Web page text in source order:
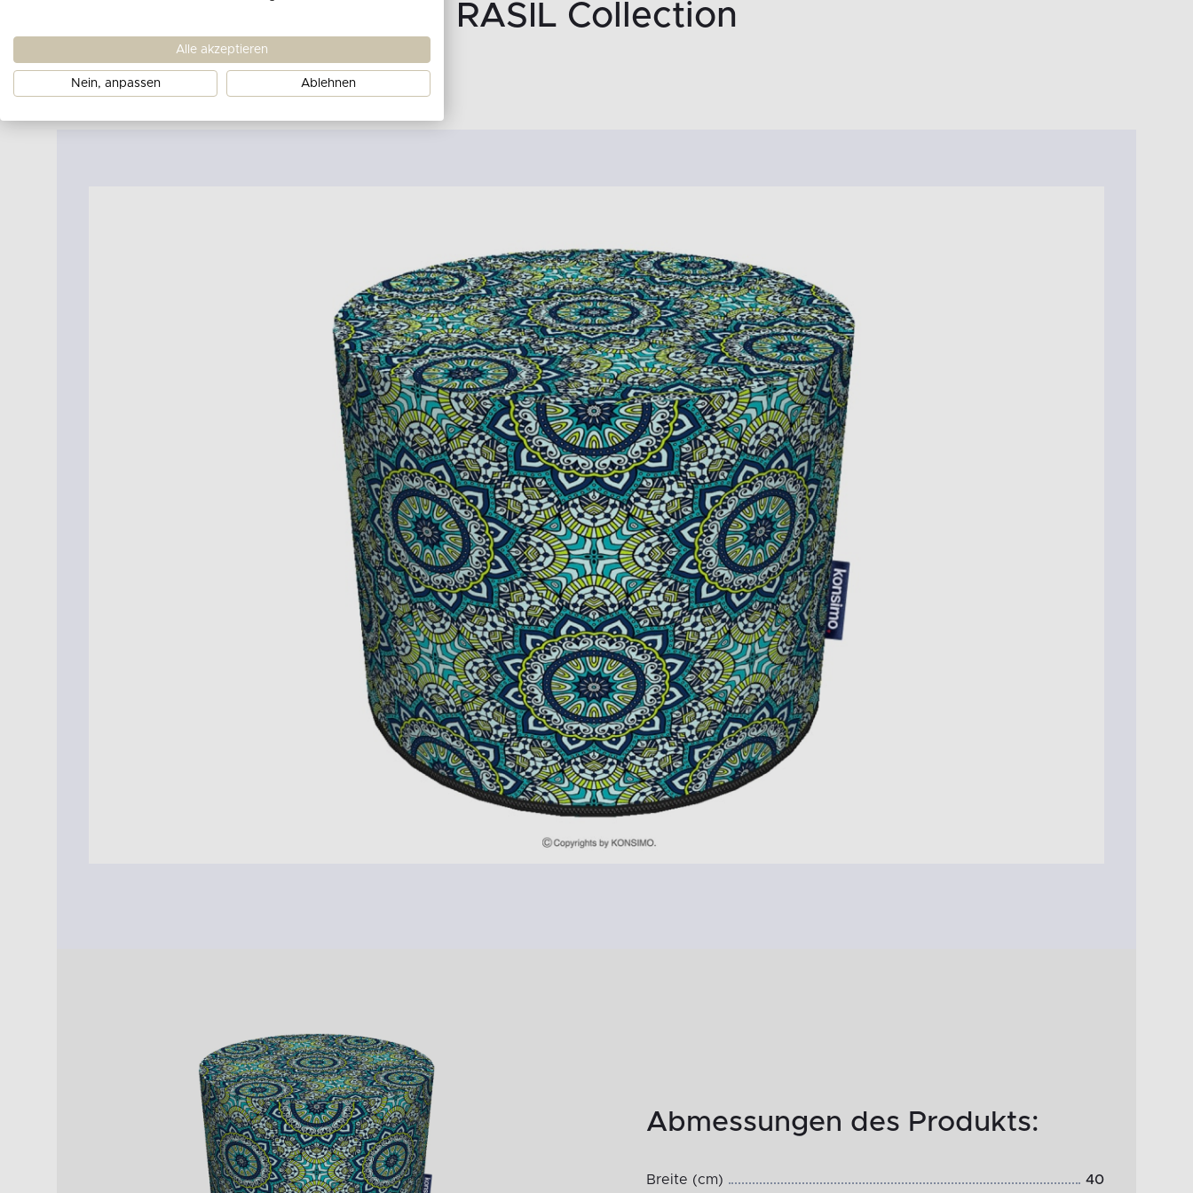
RASIL Collection
Abmessungen des Produkts:
Breite (cm) 40
Alle akzeptieren
Nein, anpassen Ablehnen